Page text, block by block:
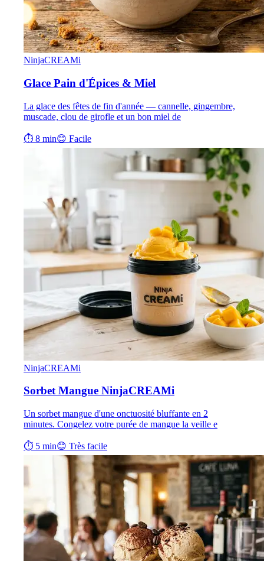
NinjaCREAMi
Glace Pain d'Épices & Miel
La glace des fêtes de fin d'année — cannelle, gingembre,
muscade, clou de girofle et un bon miel de
⏱ 8 min😊 Facile
NinjaCREAMi
Sorbet Mangue NinjaCREAMi
Un sorbet mangue d'une onctuosité bluffante en 2
minutes. Congelez votre purée de mangue la veille e
⏱ 5 min😊 Très facile